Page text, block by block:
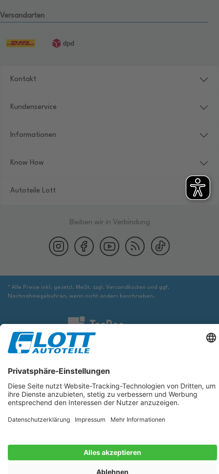
Versandarten
Kontakt
Kundenservice
Informationen
Know How
Autoteile Lott
Bleiben wir in Verbindung
* Alle Preise inkl. gesetzl. MwSt. zzgl. Versandkosten und ggf.
Nachnahmegebühren, wenn nicht anders beschrieben.
Wir sind verpflichtet Sie darauf hinzuweisen, dass Sie ggf. ergänzende
entspricht und für das betreffende Automobil passt.
Die hier angezeigten Daten, insbesondere die gesamte Datenbank, dürfen
nicht kopiert werden. Es ist zu unterlassen, die Daten oder die gesamte
Datenbank ohne vorherige Zustimmung von TecDoc zu vervielfältigen, zu
verbreiten und/oder diese Handlungen durch Dritte ausführen zu lassen.